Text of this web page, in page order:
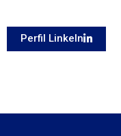
Perfil LinkeIn